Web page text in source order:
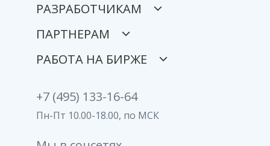
РАЗРАБОТЧИКАМ
ПАРТНЕРАМ
РАБОТА НА БИРЖЕ
+7 (495) 133-16-64
Пн-Пт 10.00-18.00, по МСК